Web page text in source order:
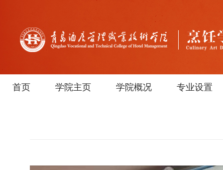
首页 学院主页 学院概况 专业设置